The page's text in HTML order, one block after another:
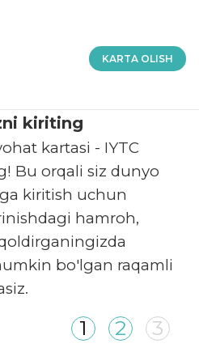
KARTA OLISH
kiriting
kartasi - IYTC
Bu orqali siz dunyo
kiritish uchun
hamroh,
bo'lgan raqamli
1 2 3